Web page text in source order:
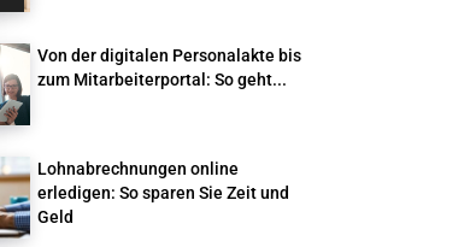
Von der digitalen Personalakte bis
zum Mitarbeiterportal: So geht...
Lohnabrechnungen online
erledigen: So sparen Sie Zeit und
Geld